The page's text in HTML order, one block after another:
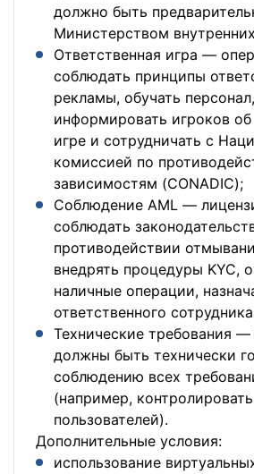
должно быть
Министерством
Ответственная игра —
соблюдать принципы
рекламы, обучать персонал,
информировать игроков об
игре и сотрудничать с
комиссией по
зависимостям (CONADIC);
Соблюдение AML —
соблюдать
противодействии
внедрять процедуры KYC,
наличные операции,
ответственного
Технические требования
должны быть технически
соблюдению всех
(например,
пользователей).
Дополнительные условия:
использование